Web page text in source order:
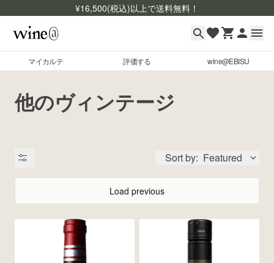
¥16,500(税込)以上で送料無料！
マイカルテ 評価する wine@EBISU
マイカルテ
評価する
商品検索
よくあるご質問
お問い合わせ
他のヴィンテージ
Sort by: Featured
Load previous